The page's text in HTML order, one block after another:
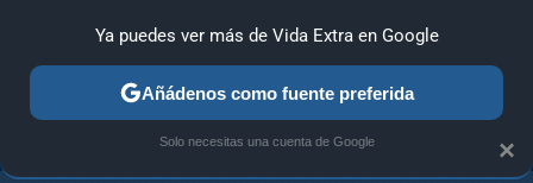
ANÁLISIS GUÍAS Y TRUCOS PC SONY NINTENDO
×
Ya puedes ver más de Vida Extra en Google
Añádenos como fuente preferida
Solo necesitas una cuenta de Google